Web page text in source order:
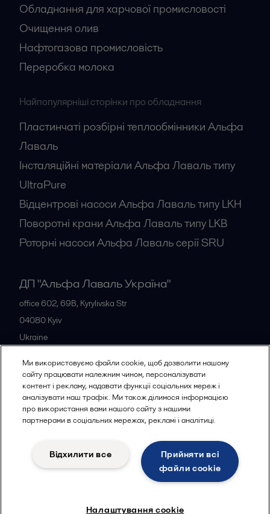
Обладнання для харчової промисловості
Очищення олив
Нафтогазова промисловість
Переробка молока
Найпопулярніші сторінки про обладнання
Пластинчаті розбірні теплообмінники Альфа
Лаваль
Інсталяційні матеріали Альфа Лаваль типу
UltraPure
Відцентрові насоси Альфа Лаваль типу LKH
Поворотні крани Альфа Лаваль типу LKB
Роторні насоси Альфа Лаваль серії SRU
ДП "Альфа Лаваль Україна"
office 602, 69B, Kyrylivska Str
04080 Kyiv
Ukraine
Всі офіси
© 2015-2026ALFA LAVAL
Політика конфіденційності
Політика використання файлів cookies
Юридичні умови
Ми використовуємо файли cookie, щоб дозволити нашому
сайту працювати належним чином, персоналізувати
контент і рекламу, надавати функції соціальних мереж і
аналізувати наш трафік. Ми також ділимося інформацією
про використання вами нашого сайту з нашими
партнерами в соціальних мережах, рекламі і аналітиці.
Прийняти всі
файли сookie
Відхилити все
Налаштування cookie